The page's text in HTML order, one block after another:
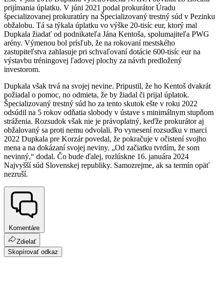
prijímania úplatku. V júni 2021 podal prokurátor Úradu
špecializovanej prokuratúry na Špecializovaný trestný súd v Pezinku
obžalobu. Tá sa týkala úplatku vo výške 20-tisíc eur, ktorý mal
Dupkala žiadať od podnikateľa Jána Kentoša, spolumajiteľa PWG
arény. Výmenou bol prísľub, že na rokovaní mestského
zastupiteľstva zahlasuje pri schvaľovaní dotácie 600-tisíc eur na
výstavbu tréningovej ľadovej plochy za návrh predložený
investorom.
Dupkala však trvá na svojej nevine. Pripustil, že ho Kentoš dvakrát
požiadal o pomoc, no odmieta, že by žiadal či prijal úplatok.
Špecializovaný trestný súd ho za tento skutok ešte v roku 2022
odsúdil na 5 rokov odňatia slobody v ústave s minimálnym stupňom
stráženia. Rozsudok však nie je právoplatný, keďže prokurátor aj
obžalovaný sa proti nemu odvolali. Po vynesení rozsudku v marci
2022 Dupkala pre Korzár povedal, že pokračuje v očistení svojho
mena a na dokázaní svojej neviny. „Od začiatku tvrdím, že som
nevinný,“ dodal. Čo bude ďalej, rozlúskne 16. januára 2024
Najvyšší súd Slovenskej republiky. Samozrejme, ak sa termín opäť
nezruší.
Komentáre
Zdielať
Skopírovať odkaz